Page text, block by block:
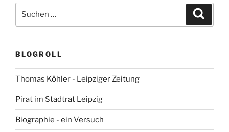
nach:
BLOGROLL
Thomas Köhler - Leipziger Zeitung
Pirat im Stadtrat Leipzig
Biographie - ein Versuch